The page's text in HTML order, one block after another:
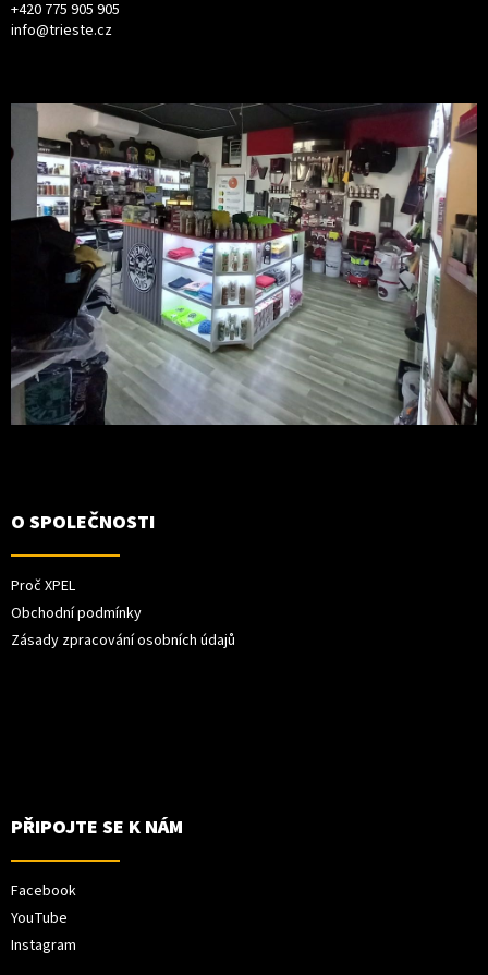
+420 775 905 905
info@trieste.cz
O SPOLEČNOSTI
Proč XPEL
Obchodní podmínky
Zásady zpracování osobních údajů
PŘIPOJTE SE K NÁM
Facebook
YouTube
Instagram